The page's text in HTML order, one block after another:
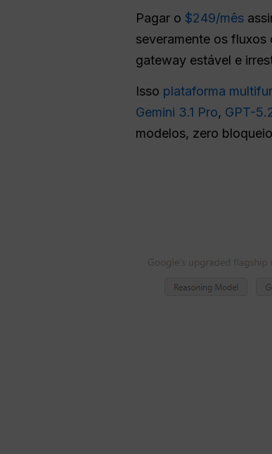
Pagar o $249/mês
severamente os
gateway estável e
Isso plataforma
Gemini 3.1 Pro, GPT-
modelos, zero